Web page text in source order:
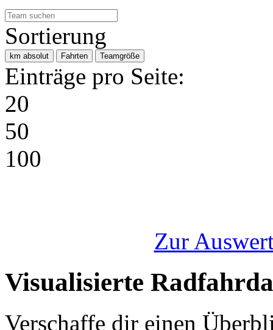
Sortierung
km absolut Fahrten Teamgröße
Einträge pro Seite:
20
50
100
Zur
Visualisierte
Verschaffe dir einen